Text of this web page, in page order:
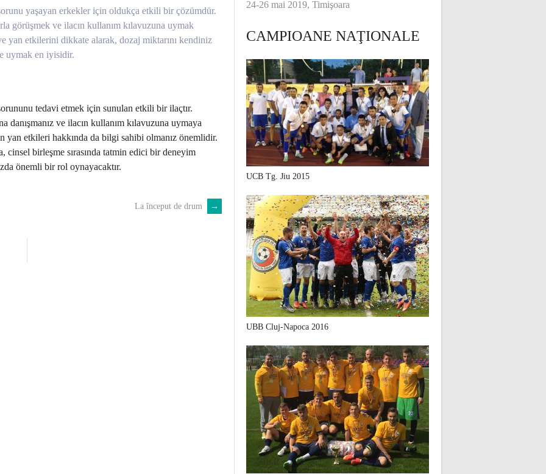
yaşayan erkekler için oldukça etkili bir çözümdür.
görüşmek ve ilacın kullanım kılavuzuna uymak
yan etkilerini dikkate alarak, dozaj miktarını kendiniz
uymak en iyisidir.
tedavi etmek için sunulan etkili bir ilaçtır.
danışmanız ve ilacın kullanım kılavuzuna uymaya
yan etkileri hakkında da bilgi sahibi olmanız önemlidir.
cinsel birleşme sırasında tatmin edici bir deneyim
önemli bir rol oynayacaktır.
La început de drum →
24-26 mai 2019, Timişoara
CAMPIOANE NAŢIONALE
UCB Tg. Jiu 2015
UBB Cluj-Napoca 2016